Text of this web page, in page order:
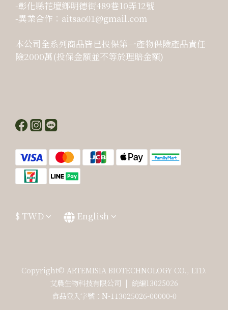
-彰化縣花壇鄉明德街489巷10弄12號
-異業合作：aitsao01@gmail.com
本公司全系列商品皆已投保第一產物保險產品責任
險2000萬(投保金額並不等於理賠金額)
$ TWD English
Copyright© ARTEMISIA BIOTECHNOLOGY CO., LTD.
艾農生物科技有限公司 | 統編13025026
食品登入字號：N-113025026-00000-0